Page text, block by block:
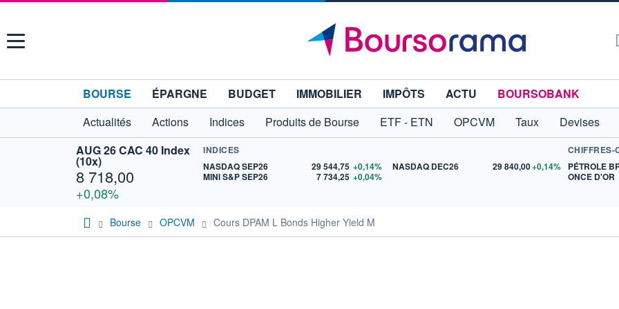
Menu
BOURSE ÉPARGNE BUDGET IMMOBILIER IMPÔTS ACTU
BOURSOBANK
Actualités
Actions Indices Produits de Bourse ETF - ETN OPCVM Taux Devises
AUG 26 CAC 40 Index
(10x)
8 718,00
+0,08%
INDICES
NASDAQ SEP26
29 544,75 +0,14%
MINI S&P SEP26
7 734,25 +0,04%
NASDAQ DEC26 29 840,00+0,14%
CHIFFRES-
PÉTROLE
ONCE D'OR
Bourse OPCVM Cours DPAM L Bonds Higher Yield M